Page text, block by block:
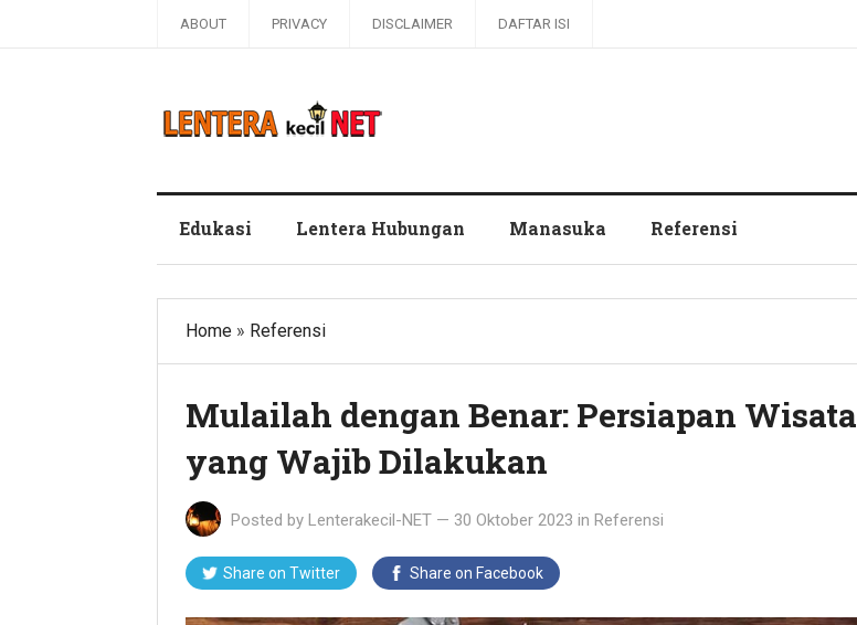
ABOUT PRIVACY DISCLAIMER DAFTAR ISI
Edukasi Lentera Hubungan Manasuka Referensi
Home » Referensi
Mulailah dengan Benar: Persiapan Wisata
yang Wajib Dilakukan
Posted by Lenterakecil-NET — 30 Oktober 2023 in Referensi
Share on Twitter Share on Facebook